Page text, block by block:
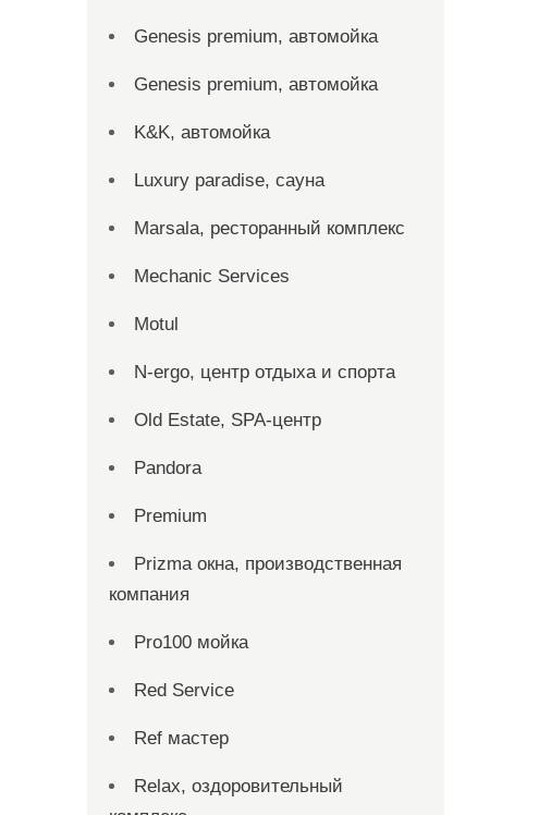
Genesis premium, автомойка
Genesis premium, автомойка
K&K, автомойка
Luxury paradise, сауна
Marsala, ресторанный комплекс
Mechanic Services
Motul
N-ergo, центр отдыха и спорта
Old Estate, SPA-центр
Pandora
Premium
Prizma окна, производственная
компания
Pro100 мойка
Red Service
Ref мастер
Relax, оздоровительный